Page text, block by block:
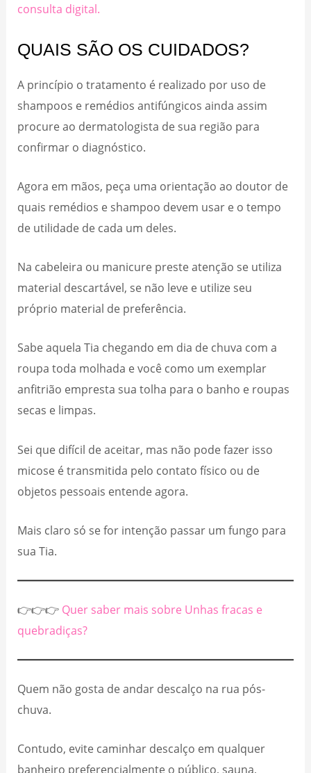
consulta digital.
QUAIS SÃO OS CUIDADOS?
A princípio o tratamento é realizado por uso de
shampoos e remédios antifúngicos ainda assim
procure ao dermatologista de sua região para
confirmar o diagnóstico.
Agora em mãos, peça uma orientação ao doutor de
quais remédios e shampoo devem usar e o tempo
de utilidade de cada um deles.
Na cabeleira ou manicure preste atenção se utiliza
material descartável, se não leve e utilize seu
próprio material de preferência.
Sabe aquela Tia chegando em dia de chuva com a
roupa toda molhada e você como um exemplar
anfitrião empresta sua tolha para o banho e roupas
secas e limpas.
Sei que difícil de aceitar, mas não pode fazer isso
micose é transmitida pelo contato físico ou de
objetos pessoais entende agora.
Mais claro só se for intenção passar um fungo para
sua Tia.
👉👉👉 Quer saber mais sobre Unhas fracas e
quebradiças?
Quem não gosta de andar descalço na rua pós-
chuva.
Contudo, evite caminhar descalço em qualquer
banheiro preferencialmente o público, sauna,